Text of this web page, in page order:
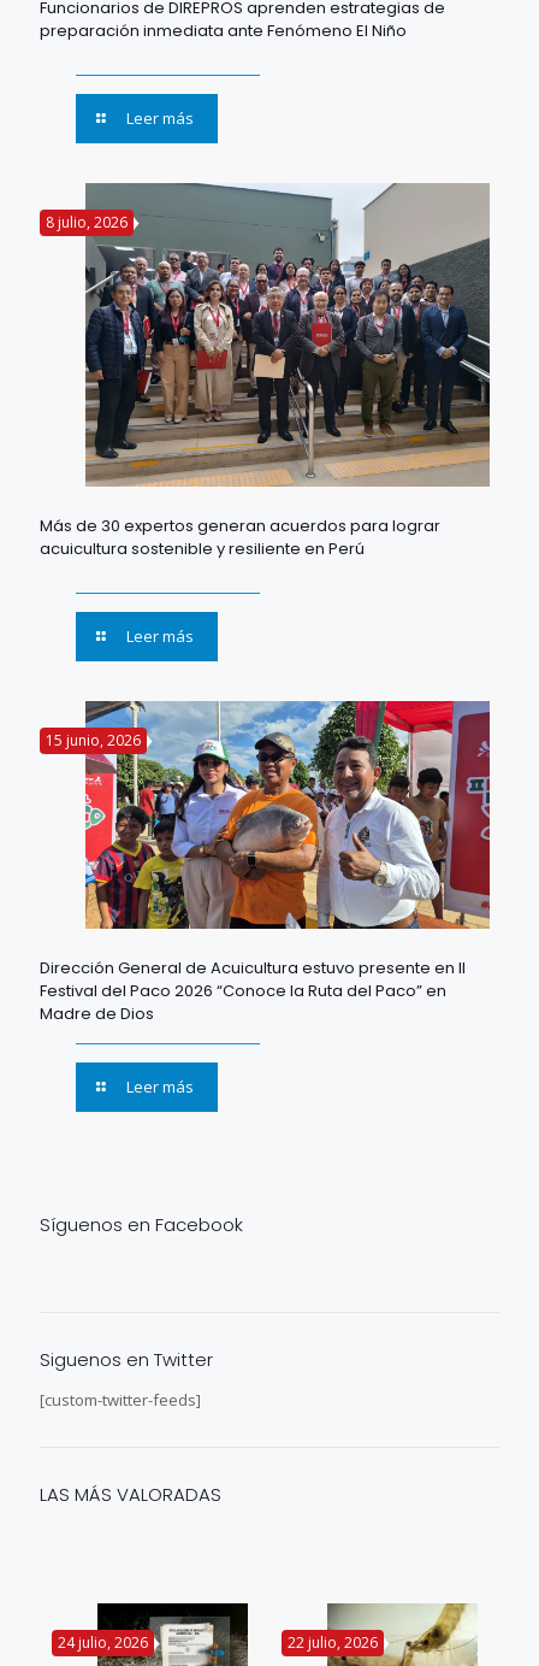
Funcionarios de DIREPROS aprenden estrategias de
preparación inmediata ante Fenómeno El Niño
Leer más
8 julio, 2026
Más de 30 expertos generan acuerdos para lograr
acuicultura sostenible y resiliente en Perú
Leer más
15 junio, 2026
Dirección General de Acuicultura estuvo presente en II
Festival del Paco 2026 “Conoce la Ruta del Paco” en
Madre de Dios
Leer más
Síguenos en Facebook
Siguenos en Twitter
[custom-twitter-feeds]
LAS MÁS VALORADAS
24 julio, 2026 22 julio, 2026